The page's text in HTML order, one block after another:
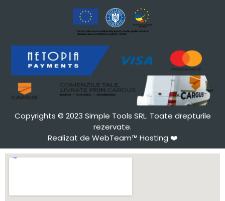
Copyrights © 2023 Simple Tools SRL. Toate drepturile
rezervate.
Realizat de WebTeam™ Hosting ❤️